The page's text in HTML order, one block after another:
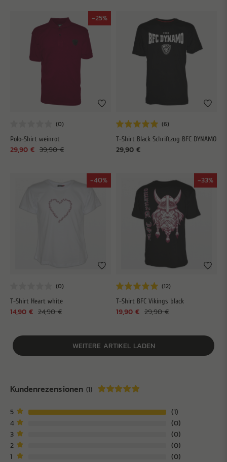
-25%
Polo-Shirt weinrot
39,90 €
29,90 €
T-Shirt Black Schriftzug BFC DYNAMO
29,90 €
-40%
T-Shirt Heart white
24,90 €
14,90 €
-33%
T-Shirt BFC Vikings black
29,90 €
19,90 €
WEITERE ARTIKEL LADEN
Kundenrezensionen (1)
5
1
4
0
3
0
2
0
1
0